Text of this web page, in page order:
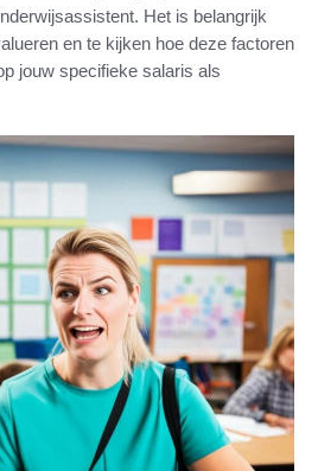
Het is belangrijk
en te kijken hoe deze factoren
jouw specifieke salaris als